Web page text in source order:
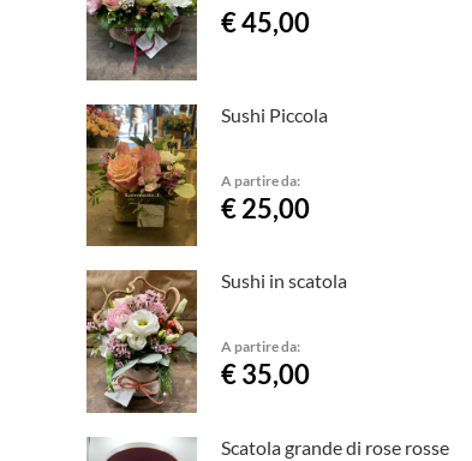
€ 45,00
Sushi Piccola
A partire da:
€ 25,00
Sushi in scatola
A partire da:
€ 35,00
Scatola grande di rose rosse